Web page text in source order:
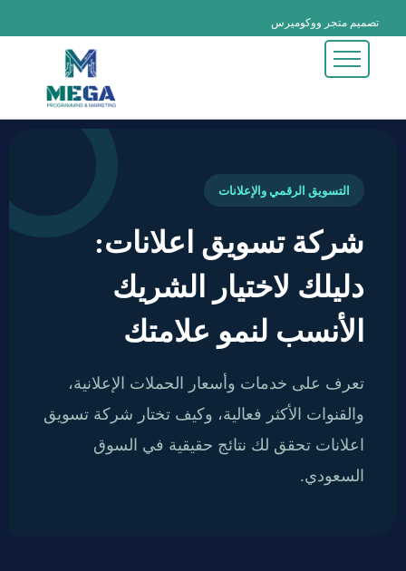
تصميم متجر ووكوميرس
تصميم متجر شوبيفاي
تصميم متجر PHP
تصميم الهوية البصرية
تحسين محركات البحث (SEO) المتقدم
التسويق الرقمي والإعلانات
شركة تسويق اعلانات:
دليلك لاختيار الشريك
الأنسب لنمو علامتك
تعرف على خدمات وأسعار الحملات الإعلانية،
والقنوات الأكثر فعالية، وكيف تختار شركة تسويق
اعلانات تحقق لك نتائج حقيقية في السوق
السعودي.